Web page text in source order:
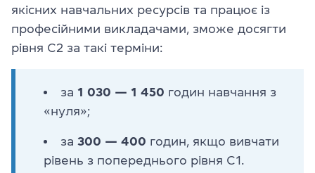
якісних навчальних ресурсів та працює із
професійними викладачами, зможе досягти
рівня C2 за такі терміни:
за 1 030 — 1 450 годин навчання з
«нуля»;
за 300 — 400 годин, якщо вивчати
рівень з попереднього рівня С1.